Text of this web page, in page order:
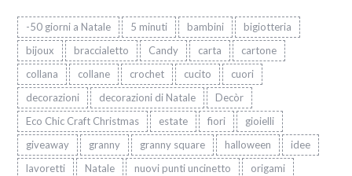
-50 giorni a Natale 5 minuti bambini
bigiotteria
bijoux
braccialetto Candy carta
cartone
collana
collane crochet cucito
cuori
decorazioni
decorazioni di Natale
Decòr
Eco Chic Craft Christmas
estate fiori
gioielli
giveaway
granny granny square halloween
idee
lavoretti
Natale nuovi punti uncinetto
origami